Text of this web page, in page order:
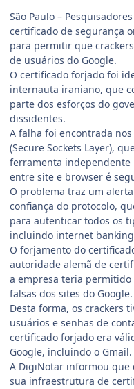
São Paulo –
certificado de segurança
para permitir que
de usuários do Google.
O certificado forjado foi
internauta iraniano, que
parte dos esforços do
dissidentes.
A falha foi encontrada
(Secure Sockets Layer),
ferramenta independente
entre site e browser é
O problema traz um
confiança do protocolo,
para autenticar todos os
incluindo internet
O forjamento do
autoridade alemã de
a empresa teria permitido
falsas dos sites do Google.
Desta forma, os crackers
usuários e senhas de
certificado forjado era
Google, incluindo o Gmail.
A DigiNotar informou que
sua infraestrutura de